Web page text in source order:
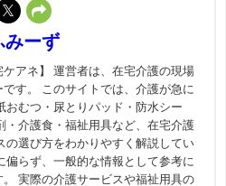
みーず
アネ】 運営者は、在宅介護の現場
す。 このサイトでは、介護が急に
おむつ・尿とりパッド・防水シー
・介護食・福祉用具など、在宅介護
の選び方をわかりやすく解説してい
偏らず、一般的な情報として参考に
実際の介護サービスや福祉用具の